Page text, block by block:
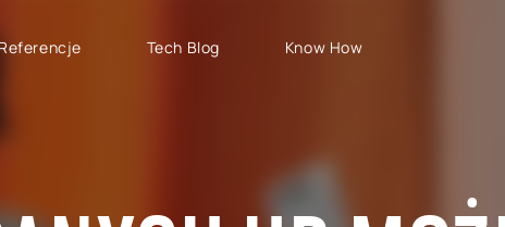
Referencje Tech Blog Know How